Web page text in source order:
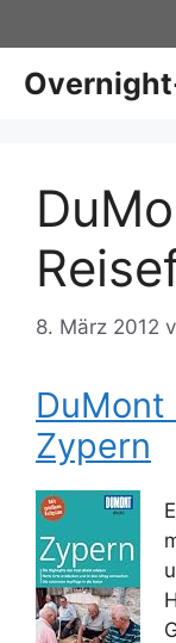
Inhalt
springen
8. März 2012
Zypern